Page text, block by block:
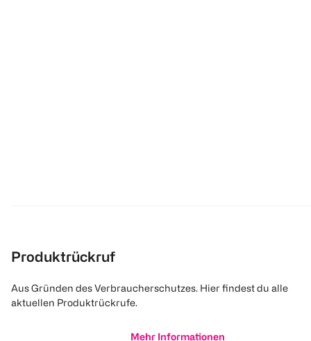
Produktrückruf
Aus Gründen des Verbraucherschutzes. Hier findest du alle
aktuellen Produktrückrufe.
Mehr Informationen